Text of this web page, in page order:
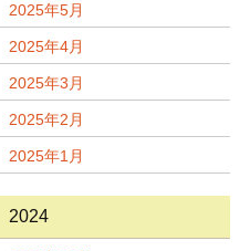
2025年5月
2025年4月
2025年3月
2025年2月
2025年1月
2024